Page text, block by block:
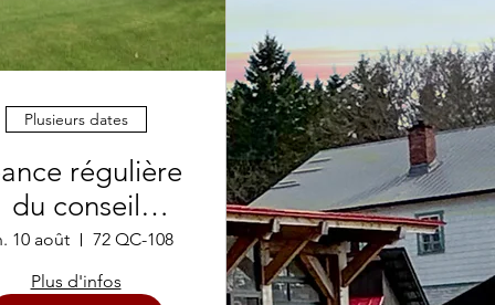
Plusieurs dates
régulière
du conseil
municipal
10 août
72 QC-108
Plus d'infos